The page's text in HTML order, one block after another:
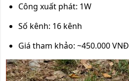
Công xuất phát: 1W
Số kênh: 16 kênh
Giá tham khảo: ~450.000 VNĐ